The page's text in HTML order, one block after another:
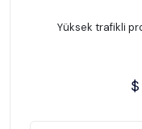
Yüksek trafikli projeler
-